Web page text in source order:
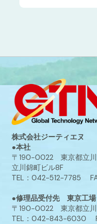
株式会社ジーティエヌ
●本社
〒190-0022 東京都立
立川錦町ビル8F
TEL：042-512-7785
●修理品受付先 東京工場
〒190-0022 東京都立川
TEL：042-843-6030